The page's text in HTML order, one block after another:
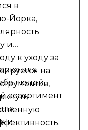
в
Йорка,
и
к уходу за
на
для
людей,
ассортимент
и